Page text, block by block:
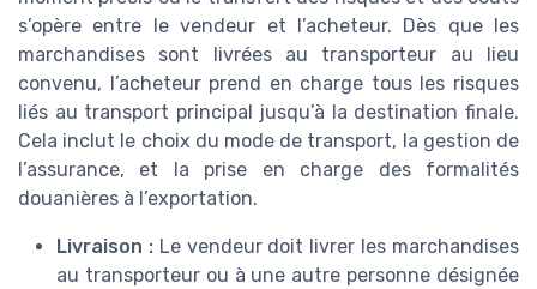
s’opère entre le vendeur et l’acheteur. Dès que les
marchandises sont livrées au transporteur au lieu
convenu, l’acheteur prend en charge tous les risques
liés au transport principal jusqu’à la destination finale.
Cela inclut le choix du mode de transport, la gestion de
l’assurance, et la prise en charge des formalités
douanières à l’exportation.
Livraison :Le vendeur doit livrer les marchandises
au transporteur ou à une autre personne désignée